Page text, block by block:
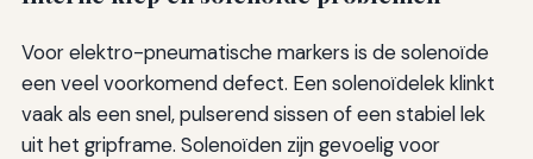
Voor elektro-pneumatische markers is de solenoïde
een veel voorkomend defect. Een solenoïdelek klinkt
vaak als een snel, pulserend sissen of een stabiel lek
uit het gripframe. Solenoïden zijn gevoelig voor